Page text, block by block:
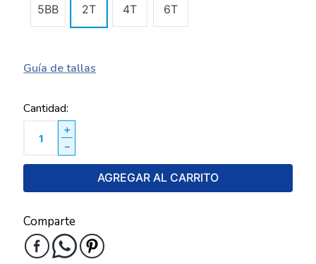
5BB 2T 4T 6T
Guía de tallas
Cantidad
＋
－
AGREGAR AL CARRITO
Comparte